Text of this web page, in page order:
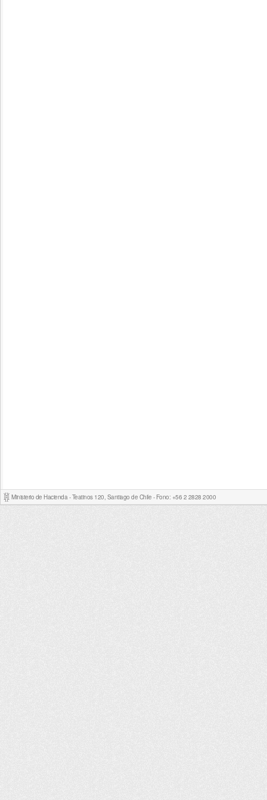
Ministerio de Hacienda - Teatinos 120, Santiago de Chile - Fono: +56 2 2828 2000